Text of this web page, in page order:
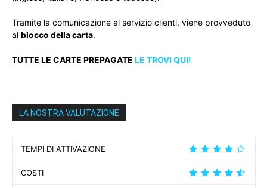
Tramite la comunicazione al servizio clienti, viene provveduto
al blocco della carta.
TUTTE LE CARTE PREPAGATE LE TROVI QUI!
LA NOSTRA VALUTAZIONE
TEMPI DI ATTIVAZIONE
COSTI